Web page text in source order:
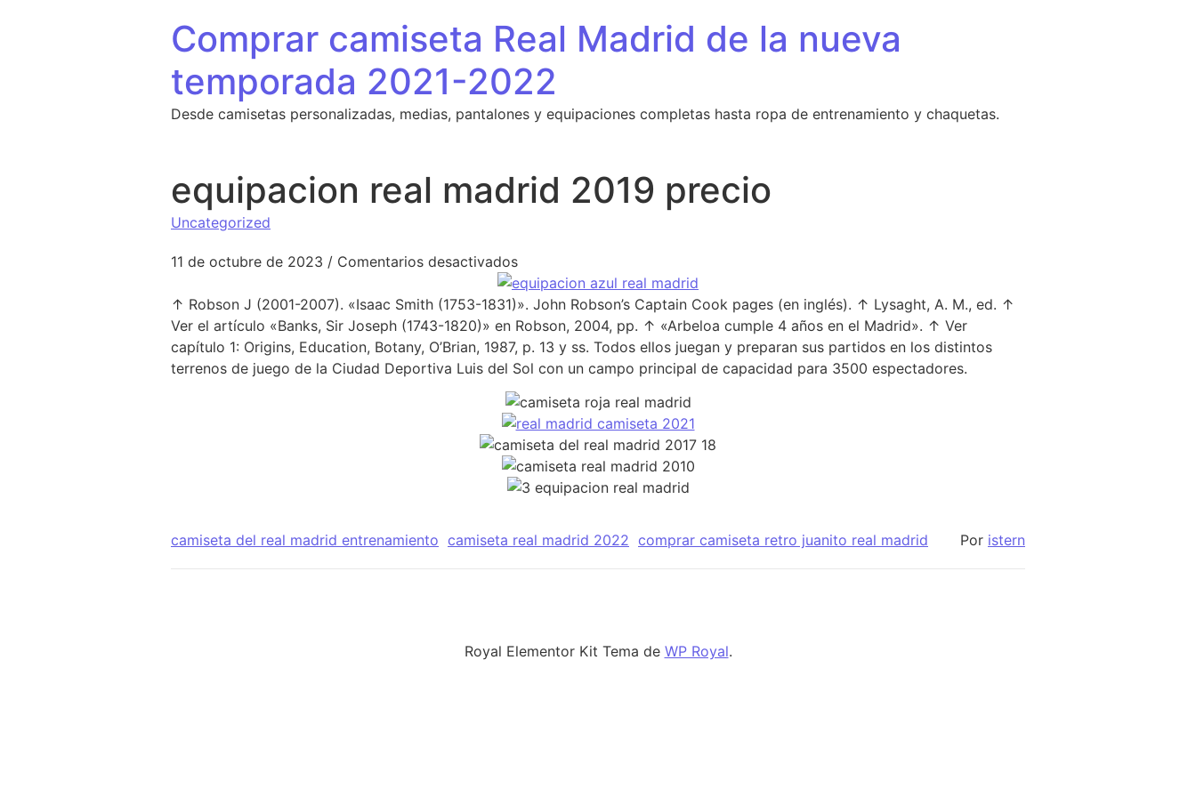
Comprar camiseta Real Madrid de la nueva
temporada 2021-2022
Desde camisetas personalizadas, medias, pantalones y equipaciones completas hasta ropa de entrenamiento y chaquetas.
equipacion real madrid 2019 precio
Uncategorized
11 de octubre de 2023 / Comentarios desactivadosen equipacion real madrid 2019 precio
↑ Robson J (2001-2007). «Isaac Smith (1753-1831)». John Robson’s Captain Cook pages (en inglés). ↑ Lysaght, A. M., ed. ↑
Ver el artículo «Banks, Sir Joseph (1743-1820)» en Robson, 2004, pp. ↑ «Arbeloa cumple 4 años en el Madrid». ↑ Ver
capítulo 1: Origins, Education, Botany, O’Brian, 1987, p. 13 y ss. Todos ellos juegan y preparan sus partidos en los distintos
terrenos de juego de la Ciudad Deportiva Luis del Sol con un campo principal de capacidad para 3500 espectadores.
camiseta del real madrid entrenamiento camiseta real madrid 2022 comprar camiseta retro juanito real madrid Por istern
Royal Elementor Kit Tema de WP Royal.